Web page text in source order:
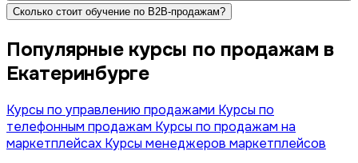
Сколько стоит обучение по B2B-продажам?
Популярные курсы по продажам в
Екатеринбурге
Курсы по управлению продажами Курсы по
телефонным продажам Курсы по продажам на
маркетплейсах Курсы менеджеров маркетплейсов